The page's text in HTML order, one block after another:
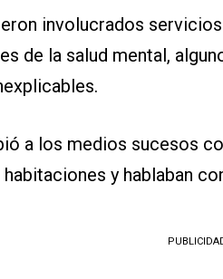
involucrados
de la salud mental,
a los medios sucesos
y hablaban